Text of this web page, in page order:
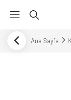
Ana Sayfa